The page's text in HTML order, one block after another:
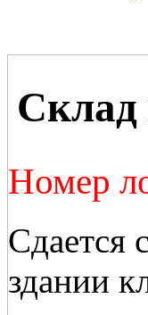
Склад
Номер
Сдается
здании